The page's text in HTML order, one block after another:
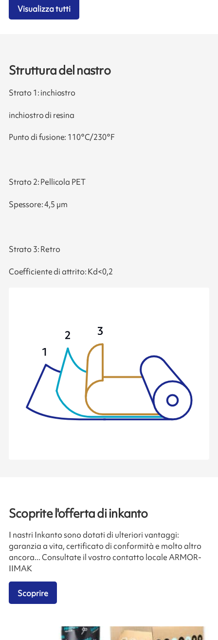
Visualizza tutti
Struttura del nastro
Strato 1: inchiostro
inchiostro di resina
Punto di fusione: 110°C/230°F
Strato 2: Pellicola PET
Spessore: 4,5 µm
Strato 3: Retro
Coefficiente di attrito: Kd<0,2
Scoprite l'offerta di inkanto
I nastri Inkanto sono dotati di ulteriori vantaggi:
garanzia a vita, certificato di conformità e molto altro
ancora... Consultate il vostro contatto locale ARMOR-
IIMAK
Scoprire